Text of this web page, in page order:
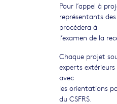
Pour l’appel à
représentants
procédera à
l’examen de la
Chaque projet
experts
avec
les orientations
du CSFRS.